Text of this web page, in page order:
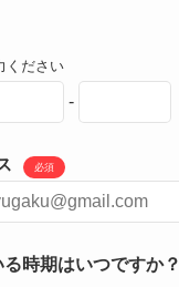
ください
-
必須
時期はいつですか？